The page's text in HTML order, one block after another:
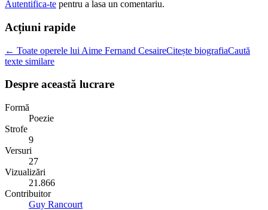
Autentifica-te pentru a lasa un comentariu.
Acțiuni rapide
← Toate operele lui Aime Fernand CesaireCitește biografiaCaută
texte similare
Despre această lucrare
Formă
Poezie
Strofe
9
Versuri
27
Vizualizări
21.866
Contribuitor
Guy Rancourt